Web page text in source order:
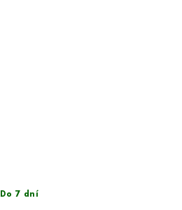
Do 7 dní